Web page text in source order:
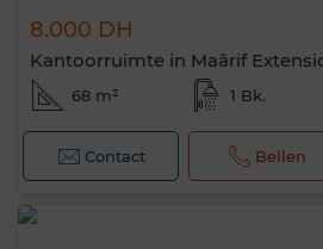
8.000 DH
Kantoorruimte in Maârif
68 m² 1 Bk.
Contact Bellen